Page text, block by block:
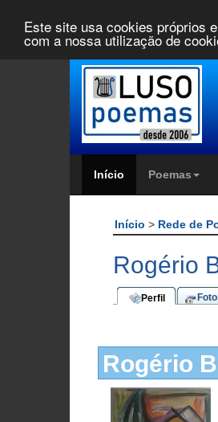
Este site usa cookies próprios
com a nossa utilização de
Início Poemas
Início > Rede de
Rogério
Perfil
Rogério